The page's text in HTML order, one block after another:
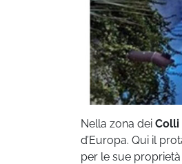
Nella zona dei Colli
d’Europa. Qui il
per le sue